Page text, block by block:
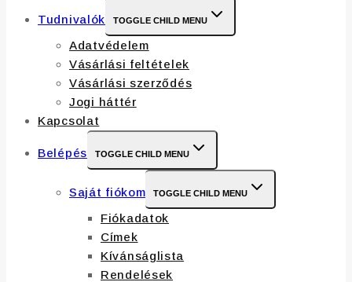
Tudnivalók TOGGLE CHILD MENU
Adatvédelem
Vásárlási feltételek
Vásárlási szerződés
Jogi háttér
Kapcsolat
Belépés TOGGLE CHILD MENU
Saját fiókom TOGGLE CHILD MENU
Fiókadatok
Címek
Kívánságlista
Rendelések